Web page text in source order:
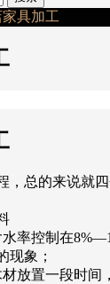
具加工
，总的来说就
率控制在
现象；
放置一段时间